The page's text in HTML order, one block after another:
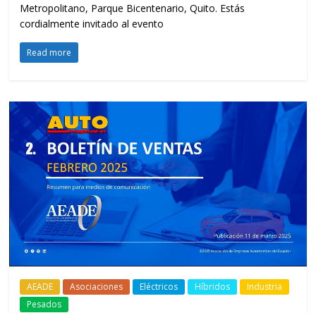
Metropolitano, Parque Bicentenario, Quito. Estás
cordialmente invitado al evento
Read more
AEADE Asociaciones Eléctricos Híbridos
Industria
Pesados